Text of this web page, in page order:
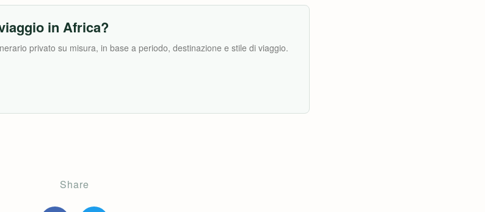
in Africa?
privato su misura, in base a periodo, destinazione e stile di viaggio.
Share